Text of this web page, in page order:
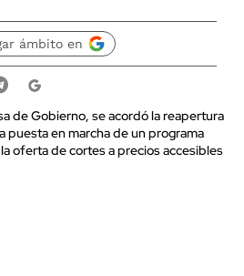
ámbito en
de Gobierno, se acordó la reapertura
puesta en marcha de un programa
oferta de cortes a precios accesibles